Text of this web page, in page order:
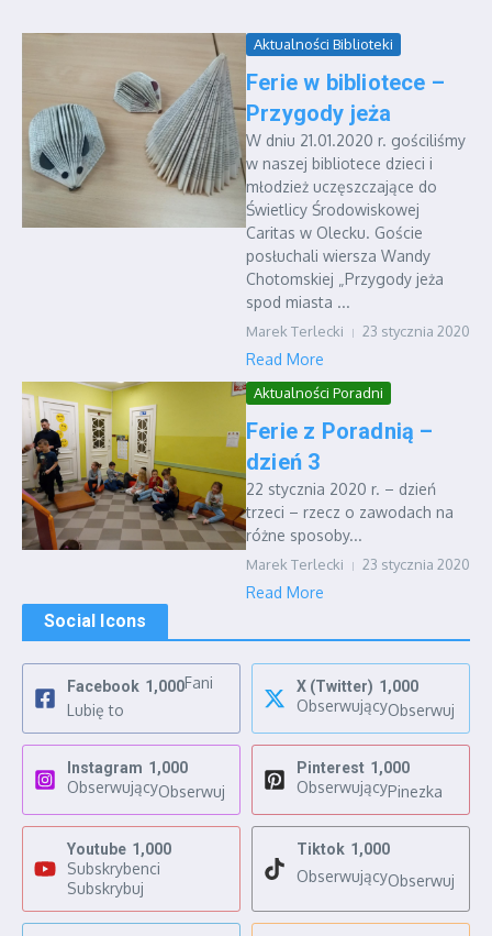
Aktualności Biblioteki
Ferie w bibliotece –
Przygody jeża
W dniu 21.01.2020 r. gościliśmy
w naszej bibliotece dzieci i
młodzież uczęszczające do
Świetlicy Środowiskowej
Caritas w Olecku. Goście
posłuchali wiersza Wandy
Chotomskiej „Przygody jeża
spod miasta ...
Marek Terlecki 23 stycznia 2020
Read More
Aktualności Poradni
Ferie z Poradnią –
dzień 3
22 stycznia 2020 r. – dzień
trzeci – rzecz o zawodach na
różne sposoby...
Marek Terlecki 23 stycznia 2020
Read More
Social Icons
Facebook 1,000Fani
Lubię to
X (Twitter) 1,000
ObserwującyObserwuj
Instagram 1,000
ObserwującyObserwuj
Pinterest 1,000
ObserwującyPinezka
Youtube 1,000
Subskrybenci
Subskrybuj
Tiktok 1,000
ObserwującyObserwuj